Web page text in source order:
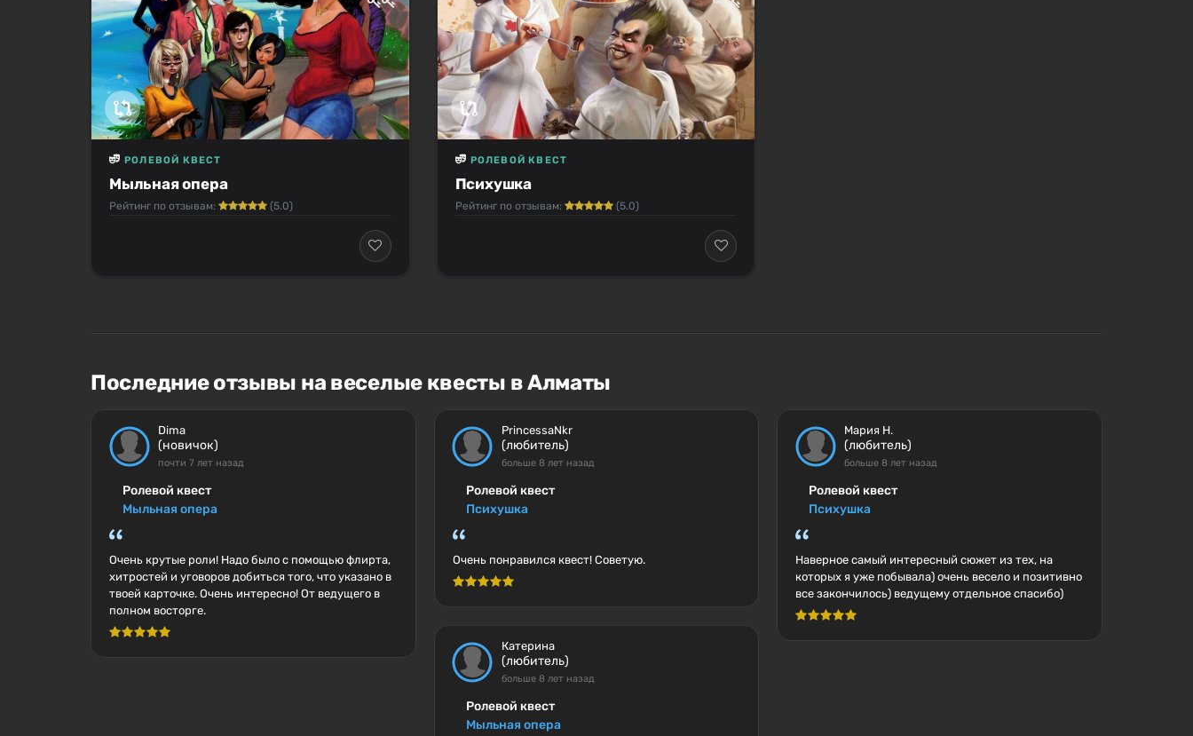
Мыльная опера
РОЛЕВОЙ КВЕСТ
Рейтинг по отзывам: (5.0)
Психушка
РОЛЕВОЙ КВЕСТ
Рейтинг по отзывам: (5.0)
Последние отзывы на веселые квесты в Алматы
Dima
(новичок)
почти 7 лет назад
Ролевой квест
Мыльная опера
Очень крутые роли! Надо было с помощью флирта,
хитростей и уговоров добиться того, что указано в
твоей карточке. Очень интересно! От ведущего в
полном восторге.
PrincessaNkr
(любитель)
больше 8 лет назад
Ролевой квест
Психушка
Очень понравился квест! Советую.
Катерина
(любитель)
больше 8 лет назад
Ролевой квест
Мыльная опера
Мария Н.
(любитель)
больше 8 лет назад
Ролевой квест
Психушка
Наверное самый интересный сюжет из тех, на
которых я уже побывала) очень весело и позитивно
все закончилось) ведущему отдельное спасибо)